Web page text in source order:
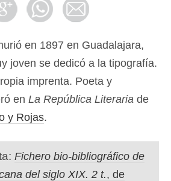
en 1897 en Guadalajara,
joven se dedicó a la tipografía.
imprenta. Poeta y
en La República Literaria de
y Rojas.
Fichero bio-bibliográfico de
del siglo XIX. 2 t., de